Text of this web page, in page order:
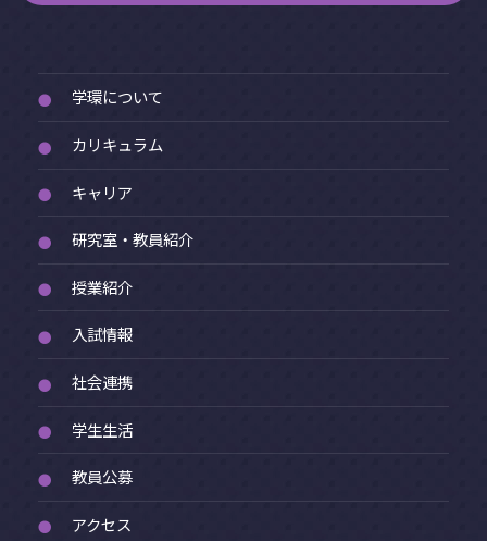
● 学環について
● カリキュラム
● キャリア
● 研究室・教員紹介
● 授業紹介
● 入試情報
● 社会連携
● 学生生活
● 教員公募
● アクセス